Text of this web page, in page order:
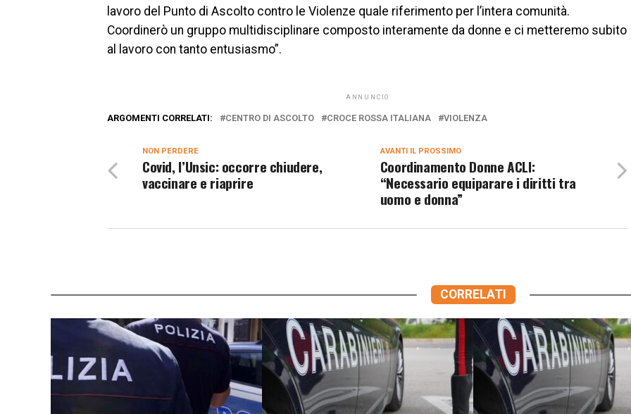
lavoro del Punto di Ascolto contro le Violenze quale riferimento per l’intera comunità.
Coordinerò un gruppo multidisciplinare composto interamente da donne e ci metteremo subito
al lavoro con tanto entusiasmo”.
ANNUNCIO
ARGOMENTI CORRELATI: CENTRO DI ASCOLTO CROCE ROSSA ITALIANA VIOLENZA
AVANTI IL ​​PROSSIMO
Coordinamento Donne ACLI:
“Necessario equiparare i diritti tra
uomo e donna”
NON PERDERE
Covid, l’Unsic: occorre chiudere,
vaccinare e riaprire
CORRELATI